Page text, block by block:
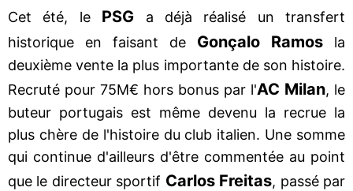
Cet été, le PSG
a déjà réalisé un transfert
historique en faisant de Gonçalo Ramos la
deuxième vente la plus importante de son histoire.
Recruté pour 75M€ hors bonus par l'AC Milan, le
buteur portugais est même devenu la recrue la
plus chère de l'histoire du club italien. Une somme
qui continue d'ailleurs d'être commentée au point
que le directeur sportif Carlos Freitas, passé par